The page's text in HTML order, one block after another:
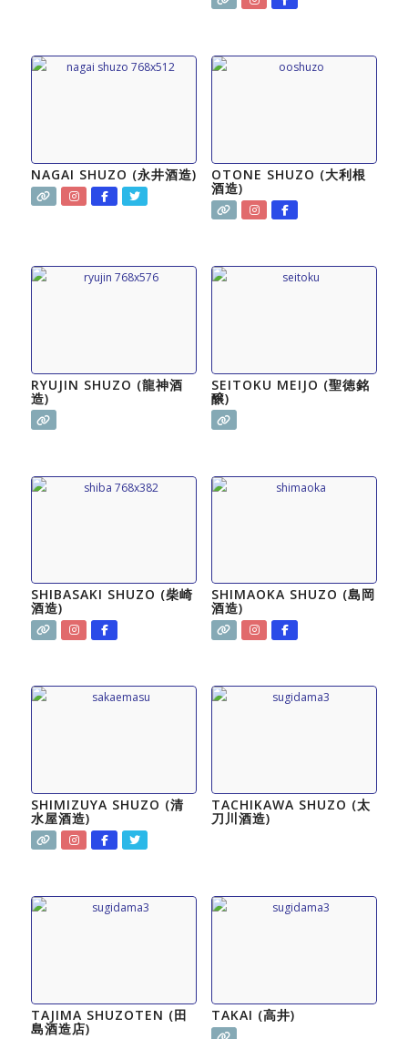
NAGAI SHUZO (永井酒造) OTONE SHUZO (大利根
酒造)
RYUJIN SHUZO (龍神酒
造)
SEITOKU MEIJO (聖徳銘
醸)
SHIBASAKI SHUZO (柴崎
酒造)
SHIMAOKA SHUZO (島岡
酒造)
SHIMIZUYA SHUZO (清
水屋酒造)
TACHIKAWA SHUZO (太
刀川酒造)
TAJIMA SHUZOTEN (田
島酒造店)
TAKAI (高井)